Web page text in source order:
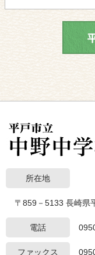
所在地
〒859－5133 長崎県
電話
ファックス